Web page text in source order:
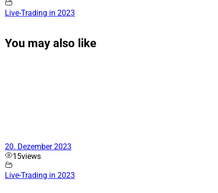
Live-Trading in 2023
You may also like
20. Dezember 2023
15views
Live-Trading in 2023